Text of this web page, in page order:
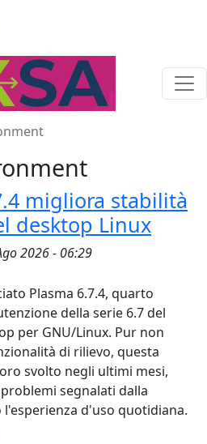
migliora stabilità
desktop Linux
2026 - 06:29
Plasma 6.7.4, quarto
della serie 6.7 del
per GNU/Linux. Pur non
di rilievo, questa
svolto negli ultimi mesi,
segnalati dalla
d'uso quotidiana.